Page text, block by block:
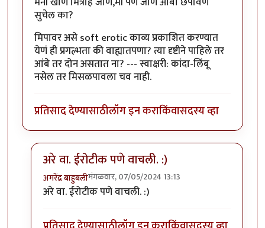
सुचेल का?
मिपावर असे soft erotic काव्य प्रकाशित करण्यात
येणं ही प्रगल्भता की वाह्यातपणा? त्या दृष्टीने पाहिले तर
आंबे तर दोन असतात ना? --- स्वाक्षरी: कांदा-लिंबू
नसेल तर मिसळपावला चव नाही.
प्रतिसाद देण्यासाठीलॉग इन कराकिंवासदस्य व्हा
अरे वा. ईरोटीक पणे वाचली. :)
अमरेंद्र बाहुबलीमंगळवार, 07/05/2024 13:13
In reply toलपविलास तू हापूस आंबा
अरे वा. ईरोटीक पणे वाचली. :)